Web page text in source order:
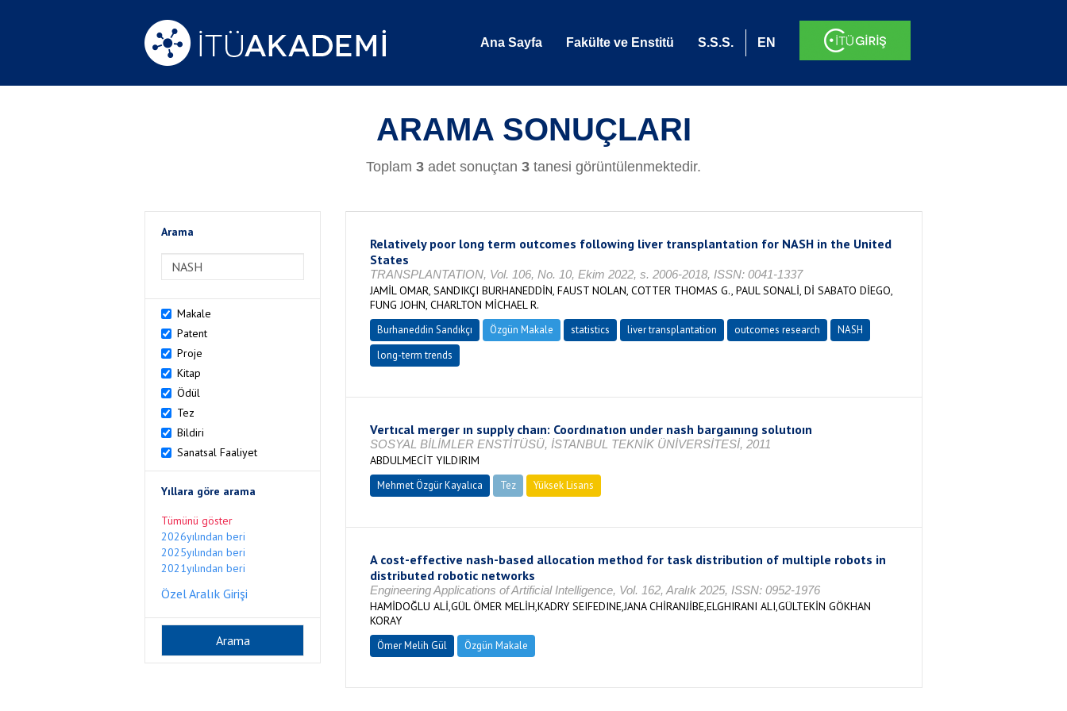
Ana Sayfa Fakülte ve Enstitü S.S.S. EN
ARAMA SONUÇLARI
Toplam 3 adet sonuçtan 3 tanesi görüntülenmektedir.
Arama
Makale
Patent
Proje
Kitap
Ödül
Tez
Bildiri
Sanatsal Faaliyet
Yıllara göre arama
Tümünü göster
2026yılından beri
2025yılından beri
2021yılından beri
Özel Aralık Girişi
Relatively poor long term outcomes following liver transplantation for NASH in the United
States
TRANSPLANTATION, Vol. 106, No. 10, Ekim 2022, s. 2006-2018, ISSN: 0041-1337
JAMİL OMAR, SANDIKÇI BURHANEDDİN, FAUST NOLAN, COTTER THOMAS G., PAUL SONALİ, Dİ SABATO DİEGO,
FUNG JOHN, CHARLTON MİCHAEL R.
Burhaneddin Sandıkçı Özgün Makale statistics liver transplantation outcomes research
NASH
long-term trends
Vertıcal merger ın supply chaın: Coordınatıon under nash bargaınıng solutıoın
SOSYAL BİLİMLER ENSTİTÜSÜ, İSTANBUL TEKNİK ÜNİVERSİTESİ, 2011
ABDULMECİT YILDIRIM
Mehmet Özgür Kayalıca Tez Yüksek Lisans
A cost-effective nash-based allocation method for task distribution of multiple robots in
distributed robotic networks
Engineering Applications of Artificial Intelligence, Vol. 162, Aralık 2025, ISSN: 0952-1976
HAMİDOĞLU ALİ,GÜL ÖMER MELİH,KADRY SEIFEDINE,JANA CHİRANJİBE,ELGHIRANI ALI,GÜLTEKİN GÖKHAN
KORAY
Ömer Melih Gül Özgün Makale